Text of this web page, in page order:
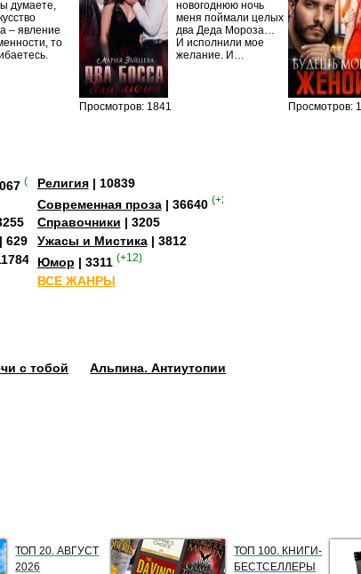
думаете,
– явление
то
Просмотров: 1841
новогоднюю ночь
меня поймали целых
два Деда Мороза…
И исполнили мое
желание. И…
Просмотров:
(+3)
| 629
Религия| 10839
Современная проза| 36640 (+2)
Справочники | 3205
Ужасы и Мистика| 3812
Юмор | 3311 (+12)
ВСЕ ЖАНРЫ
с тобой
Альпина. Антиутопии
ТОП 20. АВГУСТ
2026
ТОП 100. КНИГИ-
БЕСТСЕЛЛЕРЫ